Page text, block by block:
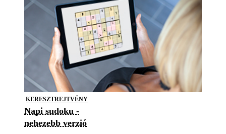
KERESZTREJTVÉNY
Napi sudoku -
nehezebb verzió